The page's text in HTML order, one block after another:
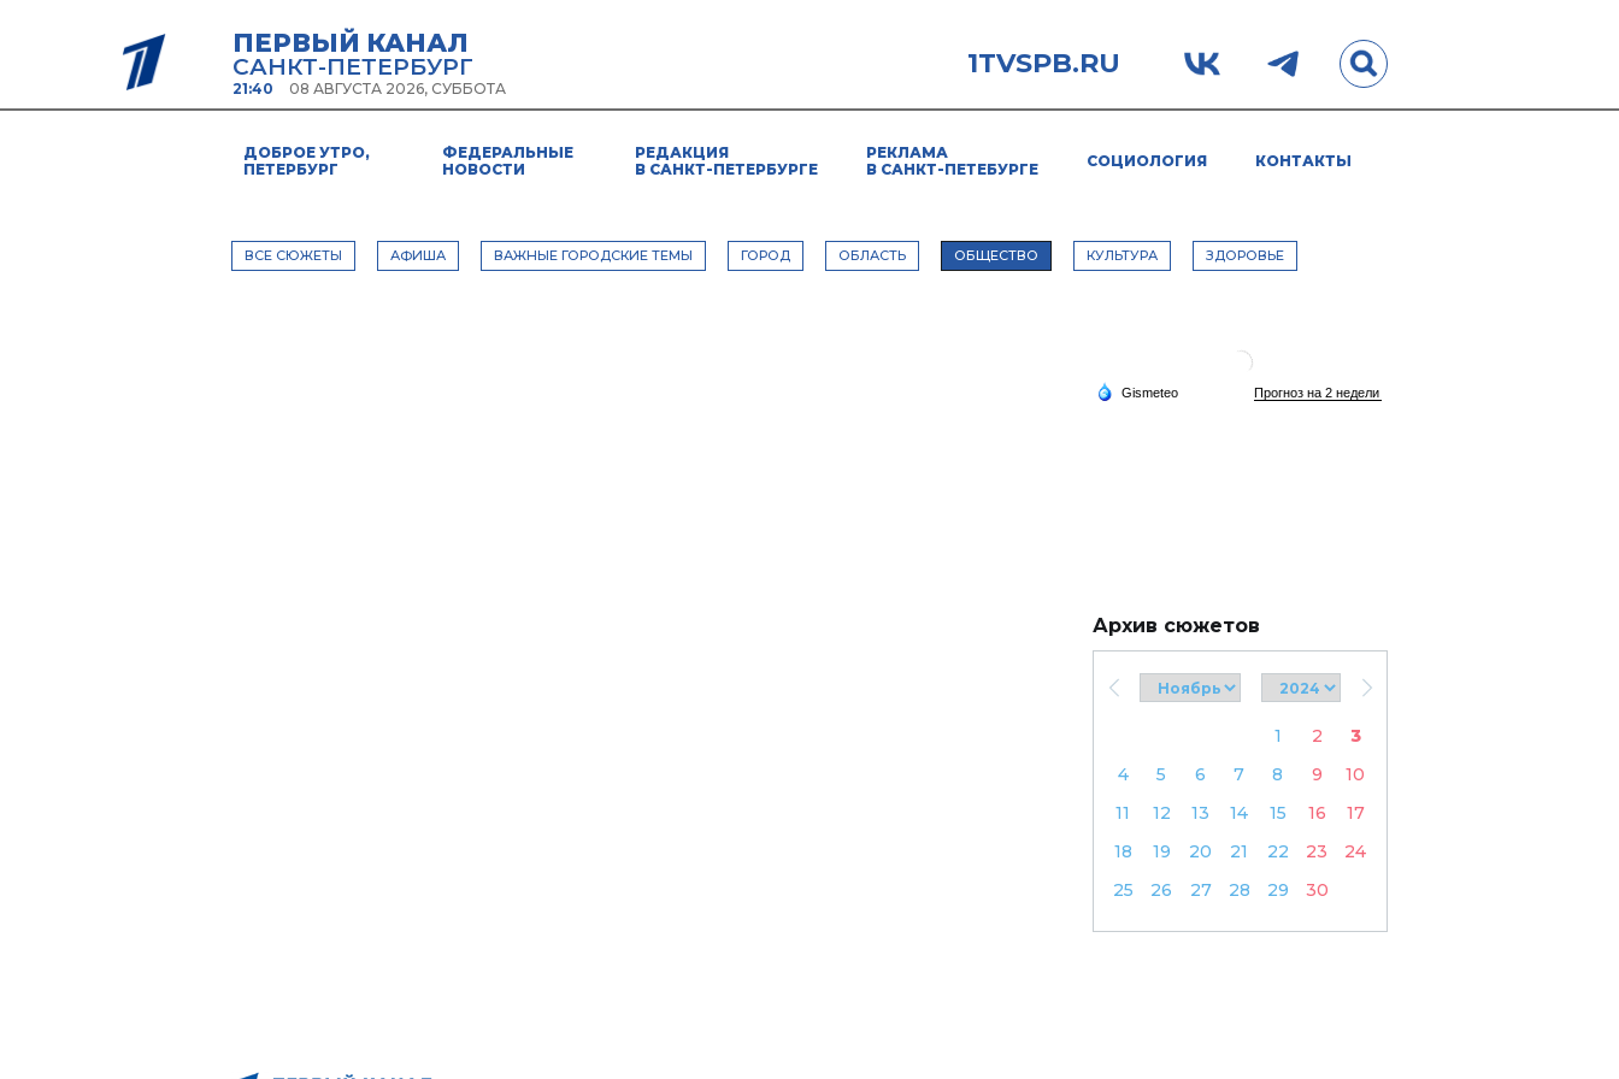
ПЕРВЫЙ КАНАЛ
САНКТ-ПЕТЕРБУРГ
21:40 08 АВГУСТА 2026, СУББОТА
1TVSPB.RU
ДОБРОЕ УТРО,
ПЕТЕРБУРГ
ФЕДЕРАЛЬНЫЕ
НОВОСТИ
РЕДАКЦИЯ
В САНКТ-ПЕТЕРБУРГЕ
РЕКЛАМА
В САНКТ-ПЕТЕБУРГЕ
СОЦИОЛОГИЯ КОНТАКТЫ
ВСЕ СЮЖЕТЫ АФИША ВАЖНЫЕ ГОРОДСКИЕ ТЕМЫ ГОРОД ОБЛАСТЬ ОБЩЕСТВО КУЛЬТУРА ЗДОРОВЬЕ
Архив сюжетов
1 2
3
4
5 6 7 8 9
10
11
12 13 14 15 16
17
18
19 20 21 22 23
24
25
26 27 28 29 30